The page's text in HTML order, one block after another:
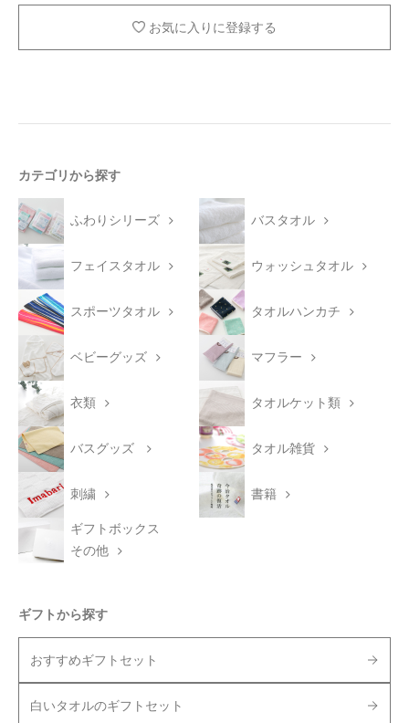
お気に入りに登録する
カテゴリから探す
ふわりシリーズ バスタオル
フェイスタオル ウォッシュタオル
スポーツタオル タオルハンカチ
ベビーグッズ マフラー
衣類 タオルケット類
バスグッズ タオル雑貨
刺繍 書籍
ギフトボックス
その他
ギフトから探す
おすすめギフトセット
白いタオルのギフトセット